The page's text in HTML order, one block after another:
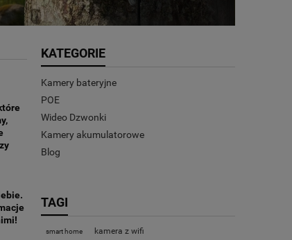
KATEGORIE
Kamery bateryjne
POE
Wideo Dzwonki
Kamery akumulatorowe
Blog
TAGI
smart home
kamera z wifi